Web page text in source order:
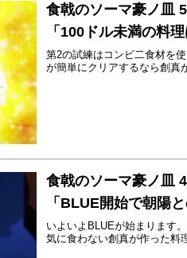
食戟のソーマ豪ノ皿
「100ドル未満の料
第2の試練はコンビ二食材を
が簡単にクリアするなら創真
食戟のソーマ豪ノ皿
「BLUE開始で朝陽
いよいよBLUEが始まります
気に食わない創真が作った料